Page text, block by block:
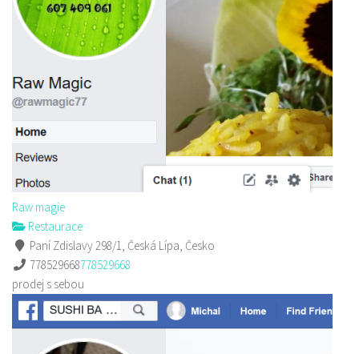
Raw magie
Restaurace
Paní Zdislavy 298/1, Česká Lípa, Česko
778529668778529668
prodej s sebou